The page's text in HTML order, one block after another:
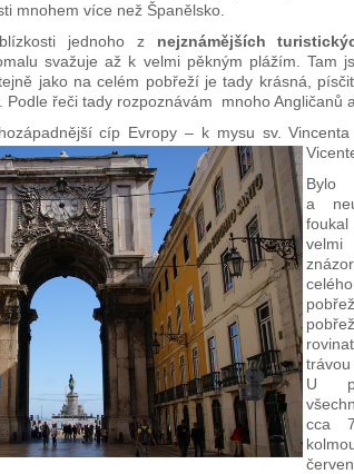
mnohem více než Španělsko.
jednoho z nejznámějších
svažuje až k velmi pěkným plážím. Tam
jako na celém pobřeží je tady krásná,
Podle řeči tady rozpoznávám mnoho Angličanů
cíp Evropy – k mysu sv.
Bylo
a
foukal
U
cca